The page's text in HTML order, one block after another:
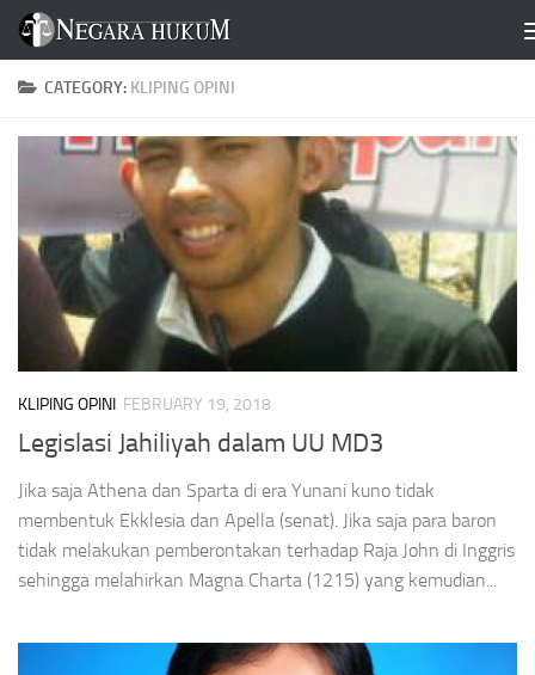
Skip to content
CATEGORY: KLIPING OPINI
KLIPING OPINI FEBRUARY 19, 2018
Legislasi Jahiliyah dalam UU MD3
Jika saja Athena dan Sparta di era Yunani kuno tidak
membentuk Ekklesia dan Apella (senat). Jika saja para baron
tidak melakukan pemberontakan terhadap Raja John di Inggris
sehingga melahirkan Magna Charta (1215) yang kemudian...